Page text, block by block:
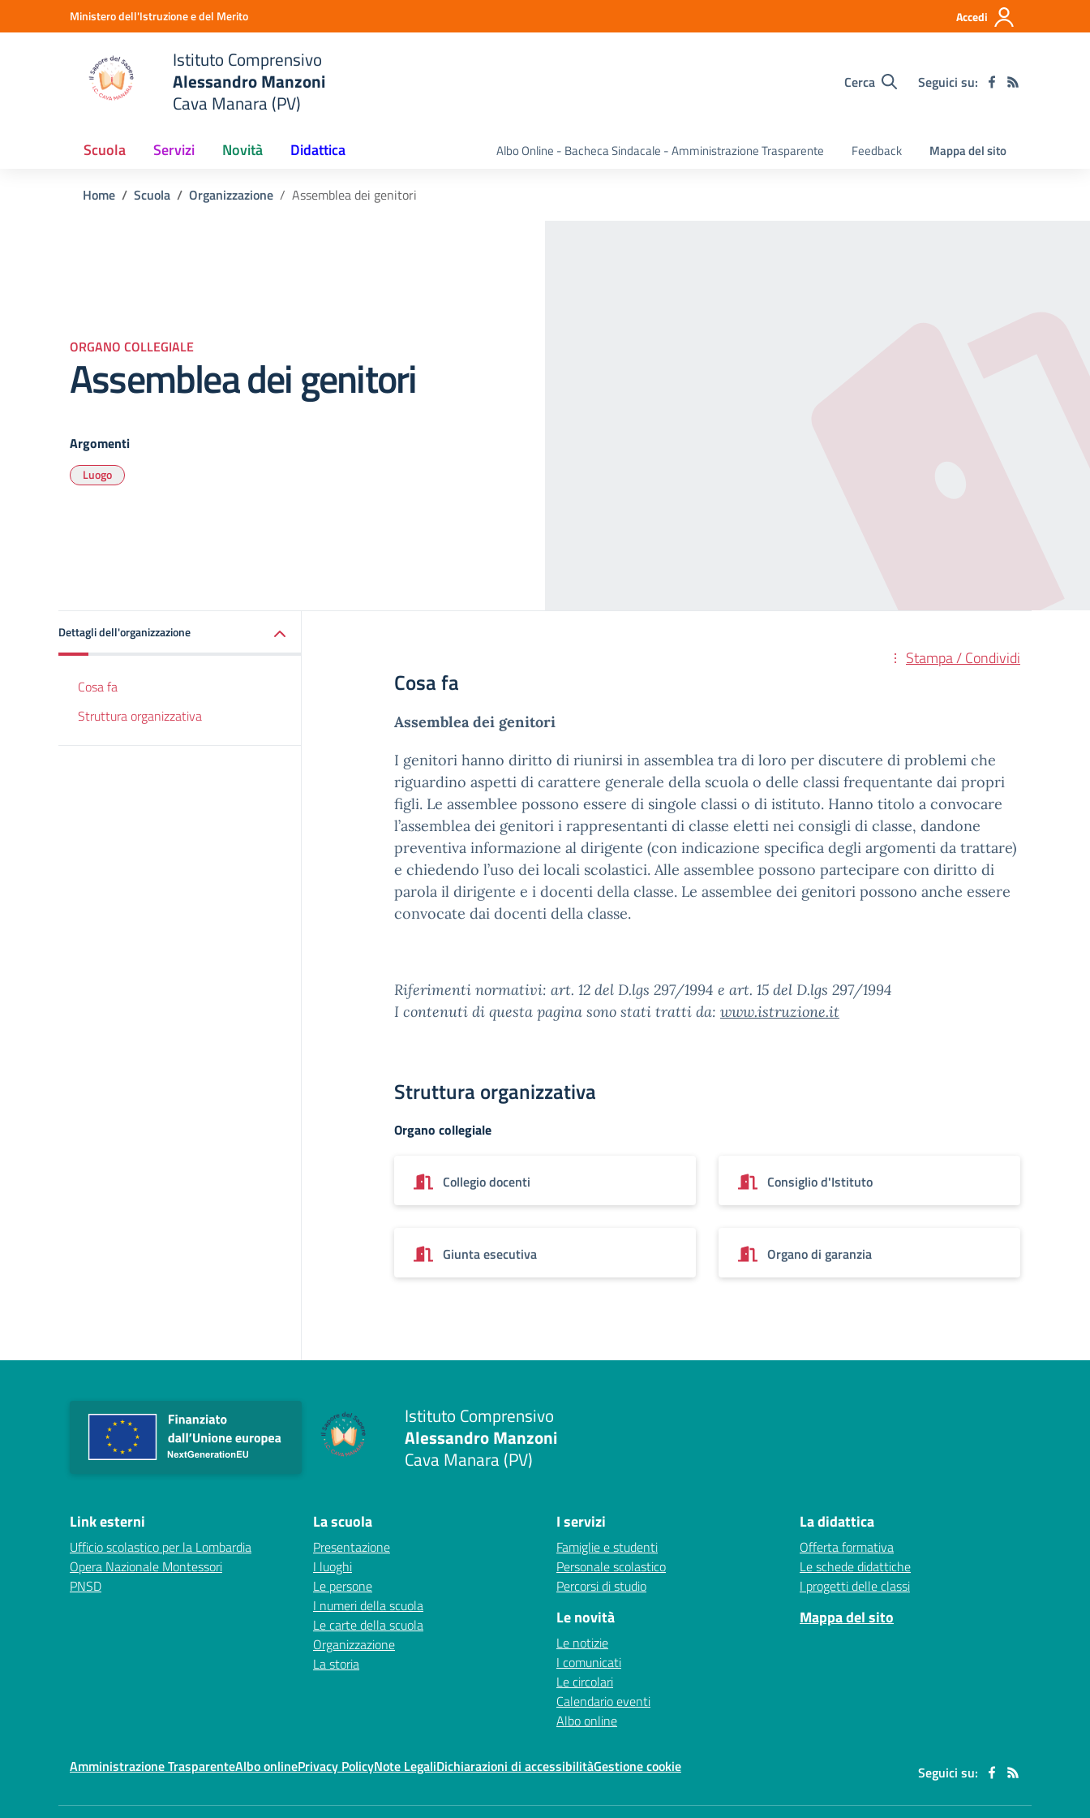
Vai ai contenuti
Vai al menu di navigazioneMinistero dell'Istruzione e del Merito Accedi
Istituto Comprensivo
Alessandro Manzoni
Cava Manara (PV)
Cerca Seguici su:
Scuola Servizi Novità Didattica Albo Online - Bacheca Sindacale - Amministrazione Trasparente Feedback Mappa del sito
Home Scuola Organizzazione Assemblea dei genitori
ORGANO COLLEGIALE
Assemblea dei genitori
Argomenti
Luogo
Dettagli dell'organizzazione
Cosa fa
Struttura organizzativa
Stampa / Condividi
Cosa fa
Assemblea dei genitori
I genitori hanno diritto di riunirsi in assemblea tra di loro per discutere di problemi che
riguardino aspetti di carattere generale della scuola o delle classi frequentante dai propri
figli. Le assemblee possono essere di singole classi o di istituto. Hanno titolo a convocare
l’assemblea dei genitori i rappresentanti di classe eletti nei consigli di classe, dandone
preventiva informazione al dirigente (con indicazione specifica degli argomenti da trattare)
e chiedendo l’uso dei locali scolastici. Alle assemblee possono partecipare con diritto di
parola il dirigente e i docenti della classe. Le assemblee dei genitori possono anche essere
convocate dai docenti della classe.
Riferimenti normativi: art. 12 del D.lgs 297/1994 e art. 15 del D.lgs 297/1994
I contenuti di questa pagina sono stati tratti da: www.istruzione.it
Struttura organizzativa
Organo collegiale
Collegio docenti Consiglio d'Istituto
Giunta esecutiva Organo di garanzia
Istituto Comprensivo
Alessandro Manzoni
Cava Manara (PV)
Link esterni
Ufficio scolastico per la Lombardia
Opera Nazionale Montessori
PNSD
La scuola
Presentazione
I luoghi
Le persone
I numeri della scuola
Le carte della scuola
Organizzazione
La storia
I servizi
Famiglie e studenti
Personale scolastico
Percorsi di studio
Le novità
Le notizie
I comunicati
Le circolari
Calendario eventi
Albo online
La didattica
Offerta formativa
Le schede didattiche
I progetti delle classi
Mappa del sito
Amministrazione TrasparenteAlbo onlinePrivacy PolicyNote LegaliDichiarazioni di accessibilitàGestione cookie Seguici su: